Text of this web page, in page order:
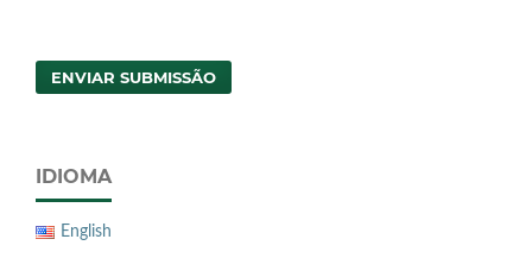
ENVIAR SUBMISSÃO
IDIOMA
English